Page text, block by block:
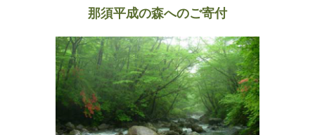
那須平成の森へのご寄付